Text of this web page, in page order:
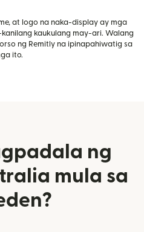
at logo na naka-display ay mga
kaukulang may-ari. Walang
ng Remitly na ipinapahiwatig sa
ito.
ng
mula sa